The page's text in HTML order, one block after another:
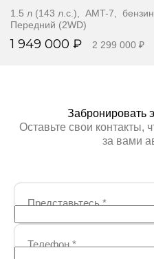
1.5 л (143 л.с.), AMT-7, бензин,
Передний (2WD)
1 949 000 ₽ 2 299 000 ₽
Забронировать
Оставьте свои контакты,
за вами
Представьтесь*
Телефон*